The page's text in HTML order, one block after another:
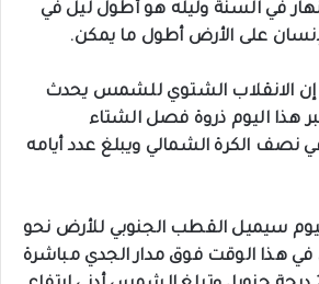
في السنة وليله هو أطول ليل في
على الأرض أطول ما يمكن.
إن الانقلاب الشتوي للشمس يحدث
هذا اليوم ذروة فصل الشتاء
نصف الكرة الشمالي ويبلغ عدد أيامه
سيميل القطب الجنوبي للأرض نحو
هذا الوقت فوق مدار الجدي مباشرة